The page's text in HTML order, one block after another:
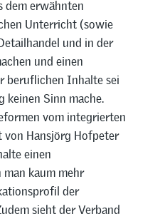
dem erwähnten
Unterricht (sowie
und in der
und einen
beruflichen Inhalte sei
keinen Sinn mache.
vom integrierten
von Hansjörg Hofpeter
einen
kaum mehr
der
sieht der Verband